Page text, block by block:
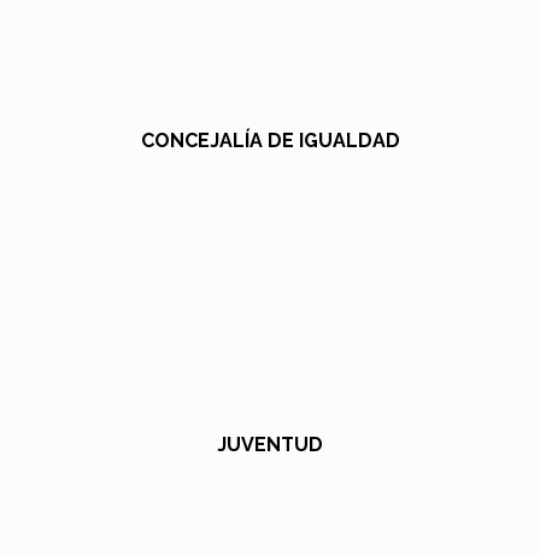
CONCEJALÍA DE IGUALDAD
JUVENTUD